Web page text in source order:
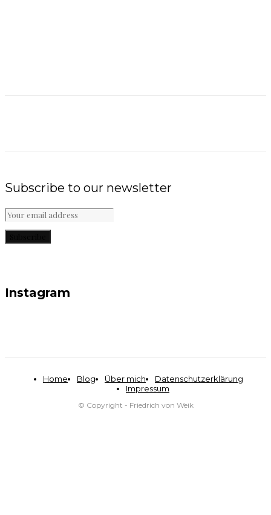
Subscribe to our newsletter
Instagram
Home Blog Über mich
Datenschutzerklärung
Impressum
© Copyright - Friedrich von Weik